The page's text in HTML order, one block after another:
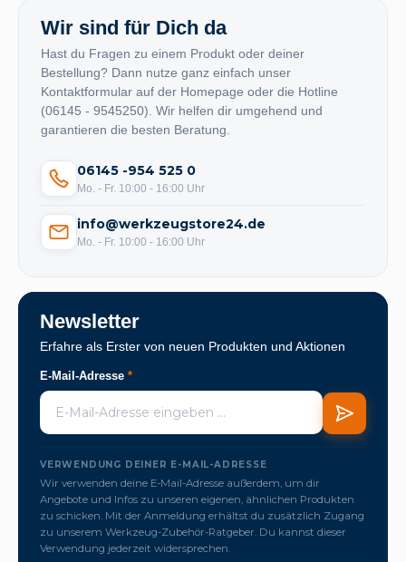
Wir sind für Dich da
Hast du Fragen zu einem Produkt oder deiner
Bestellung? Dann nutze ganz einfach unser
Kontaktformular auf der Homepage oder die Hotline
(06145 - 9545250). Wir helfen dir umgehend und
garantieren die besten Beratung.
06145 -954 525 0
Mo. - Fr. 10:00 - 16:00 Uhr
info@werkzeugstore24.de
Mo. - Fr. 10:00 - 16:00 Uhr
Newsletter
Erfahre als Erster von neuen Produkten und Aktionen
E-Mail-Adresse *
VERWENDUNG DEINER E-MAIL-ADRESSE
Wir verwenden deine E-Mail-Adresse außerdem, um dir
Angebote und Infos zu unseren eigenen, ähnlichen Produkten
zu schicken. Mit der Anmeldung erhältst du zusätzlich Zugang
zu unserem Werkzeug-Zubehör-Ratgeber. Du kannst dieser
Verwendung jederzeit widersprechen.